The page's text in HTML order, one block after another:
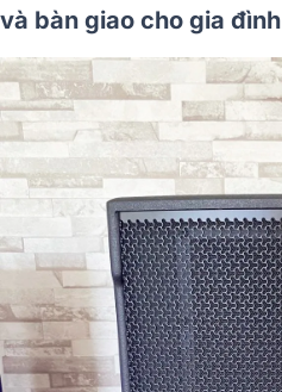
và bàn giao cho gia đình